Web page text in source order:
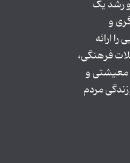
رشد یک
و
ارائه
فرهنگی،
معیشتی و
مردم